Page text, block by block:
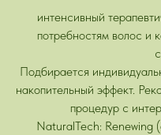
интенсивный
потребностям волос и
Подбирается
накопительный эффект.
процедур с
NaturalTech: Renewing